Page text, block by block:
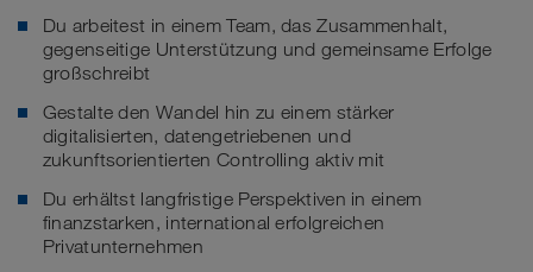
Du arbeitest in einem Team, das Zusammenhalt,
gegenseitige Unterstützung und gemeinsame Erfolge
großschreibt
Gestalte den Wandel hin zu einem stärker
digitalisierten, datengetriebenen und
zukunftsorientierten Controlling aktiv mit
Du erhältst langfristige Perspektiven in einem
finanzstarken, international erfolgreichen
Privatunternehmen